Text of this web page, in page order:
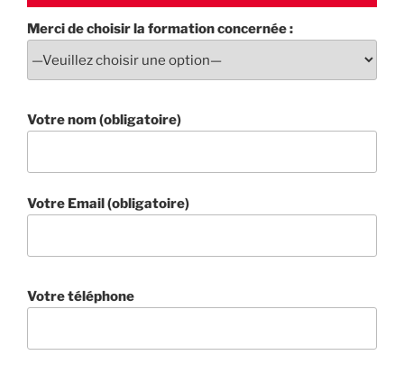
Merci de choisir la formation concernée :
Votre nom (obligatoire)
Votre Email (obligatoire)
Votre téléphone